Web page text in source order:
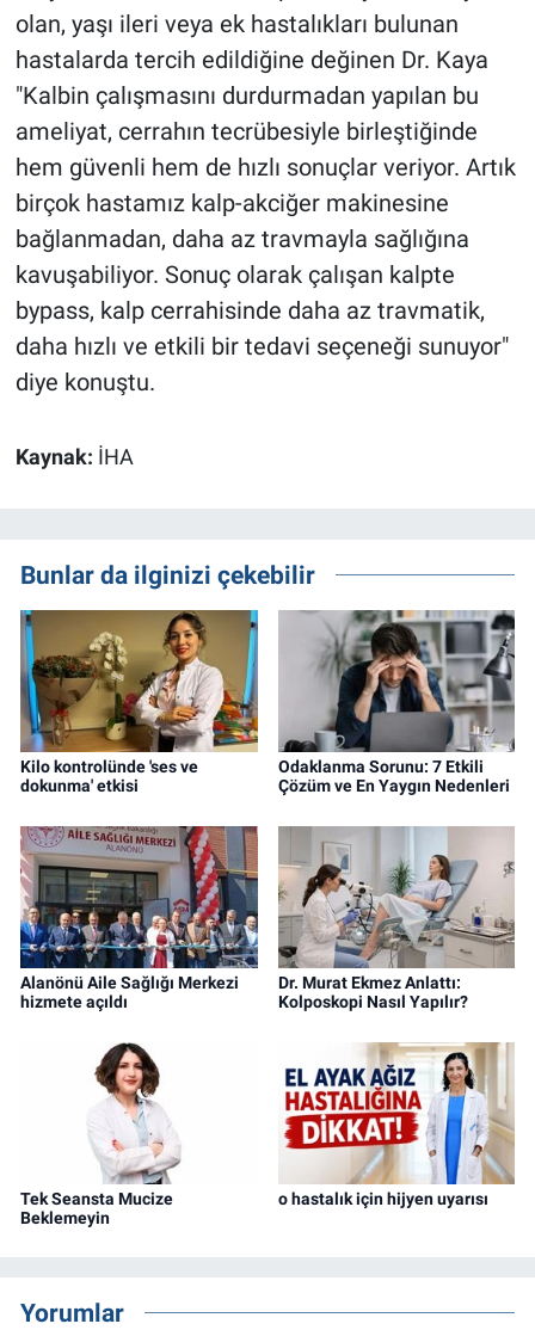
olan, yaşı ileri veya ek hastalıkları bulunan
hastalarda tercih edildiğine değinen Dr. Kaya
"Kalbin çalışmasını durdurmadan yapılan bu
ameliyat, cerrahın tecrübesiyle birleştiğinde
hem güvenli hem de hızlı sonuçlar veriyor. Artık
birçok hastamız kalp-akciğer makinesine
bağlanmadan, daha az travmayla sağlığına
kavuşabiliyor. Sonuç olarak çalışan kalpte
bypass, kalp cerrahisinde daha az travmatik,
daha hızlı ve etkili bir tedavi seçeneği sunuyor"
diye konuştu.
Kaynak: İHA
Bunlar da ilginizi çekebilir
Kilo kontrolünde 'ses ve
dokunma' etkisi
Odaklanma Sorunu: 7 Etkili
Çözüm ve En Yaygın Nedenleri
Alanönü Aile Sağlığı Merkezi
hizmete açıldı
Dr. Murat Ekmez Anlattı:
Kolposkopi Nasıl Yapılır?
Tek Seansta Mucize
Beklemeyin
o hastalık için hijyen uyarısı
Yorumlar